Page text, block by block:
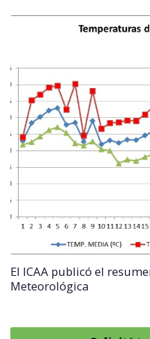
El ICAA publicó el
Meteorológica